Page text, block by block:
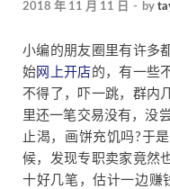
2018 年 11 月 11 日 - by
小编的朋友圈里有许多
始网上开店 的，有一些
不得了，吓一跳，群内
里还一笔交易没有，没
止渴，画饼充饥吗?于
候，发现专职卖家竟然
十好几笔，估计一边赚